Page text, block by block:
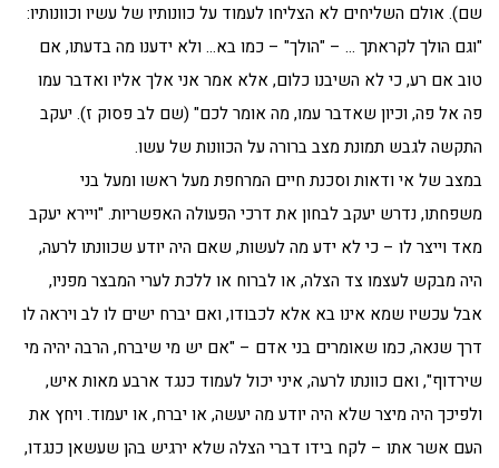
שם). אולם השליחים לא הצליחו לעמוד על כוונותיו של עשיו וכוונותיו:
"וגם הולך לקראתך … – "הולך" – כמו בא… ולא ידענו מה בדעתו, אם
טוב אם רע, כי לא השיבנו כלום, אלא אמר אני אלך אליו ואדבר עמו
פה אל פה, וכיון שאדבר עמו, מה אומר לכם" (שם לב פסוק ז). יעקב
התקשה לגבש תמונת מצב ברורה על הכוונות של עשו.
במצב של אי ודאות וסכנת חיים המרחפת מעל ראשו ומעל בני
משפחתו, נדרש יעקב לבחון את דרכי הפעולה האפשריות. "ויירא יעקב
מאד וייצר לו – כי לא ידע מה לעשות, שאם היה יודע שכוונתו לרעה,
היה מבקש לעצמו צד הצלה, או לברוח או ללכת לערי המבצר מפניו,
אבל עכשיו שמא אינו בא אלא לכבודו, ואם יברח ישים לו לב ויראה לו
דרך שנאה, כמו שאומרים בני אדם – "אם יש מי שיברח, הרבה יהיה מי
שירדוף", ואם כוונתו לרעה, איני יכול לעמוד כנגד ארבע מאות איש,
ולפיכך היה מיצר שלא היה יודע מה יעשה, או יברח, או יעמוד. ויחץ את
העם אשר אתו – לקח בידו דברי הצלה שלא ירגיש בהן שעשאן כנגדו,